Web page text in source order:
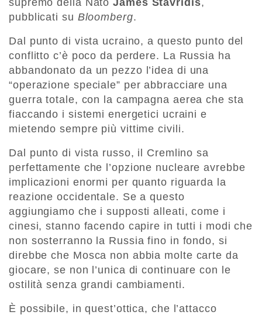
supremo della NatoJames Stavridis,
pubblicati su Bloomberg.
Dal punto di vista ucraino, a questo punto del
conflitto c’è poco da perdere. La Russia ha
abbandonato da un pezzo l’idea di una
“operazione speciale” per abbracciare una
guerra totale, con la campagna aerea che sta
fiaccando i sistemi energetici ucraini e
mietendo sempre più vittime civili.
Dal punto di vista russo, il Cremlino sa
perfettamente che l’opzione nucleare avrebbe
implicazioni enormi per quanto riguarda la
reazione occidentale. Se a questo
aggiungiamo che i supposti alleati, come i
cinesi, stanno facendo capire in tutti i modi che
non sosterranno la Russia fino in fondo, si
direbbe che Mosca non abbia molte carte da
giocare, se non l’unica di continuare con le
ostilità senza grandi cambiamenti.
È possibile, in quest’ottica, che l’attacco